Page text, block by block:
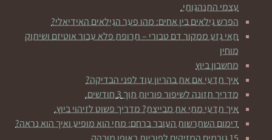
עצמי התנהגותי.
הפרש גילאים בין אחים: מהו פער הגילאים האידיאלי?
תאי גזע ממקור דם טבורי – תרופת פלא עבור אוטיזם ושיתוק
מוחין
מחשבון ביוץ
איך תדעי אם את בהריון עוד לפני הבדיקה?
מדריך תזונה לשיפור פוריות תוך 3 חודשים.
איך תדעי מתי את מבייצת? מדריך פשוט לזיהוי ביוץ.
דימום השתרשות העובר ברחם: מתי הוא מופיע ואיך הוא נראה?